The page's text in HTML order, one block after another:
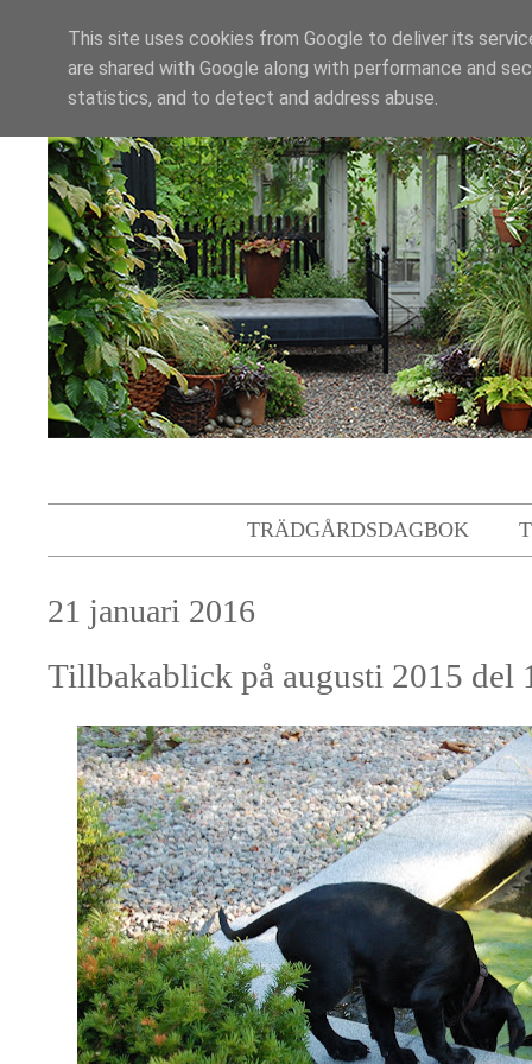
TRÄDGÅRDSDAGBOK
21 januari 2016
Tillbakablick på augusti 2015 del
This site uses cookies from Google to deliver its
are shared with Google along with performance and
statistics, and to detect and address abuse.